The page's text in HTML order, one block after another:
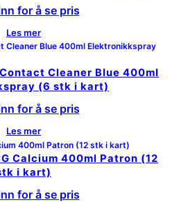
for å se pris
Les mer
Cleaner Blue 400ml
(6 stk i kart)
for å se pris
Les mer
Calcium 400ml Patron (12
i kart)
for å se pris